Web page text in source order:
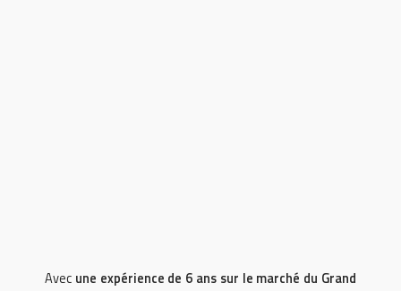
Avec une expérience de 6 ans sur le marché du Grand